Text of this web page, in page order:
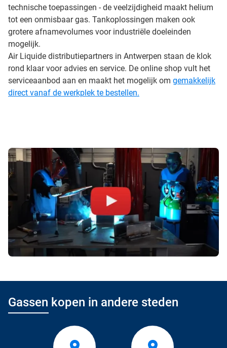
technische toepassingen - de veelzijdigheid maakt helium
tot een onmisbaar gas. Tankoplossingen maken ook
grotere afnamevolumes voor industriële doeleinden
mogelijk.
Air Liquide distributiepartners in Antwerpen staan de klok
rond klaar voor advies en service. De online shop vult het
serviceaanbod aan en maakt het mogelijk om gemakkelijk
direct vanaf de werkplek te bestellen.
Gassen kopen in andere steden